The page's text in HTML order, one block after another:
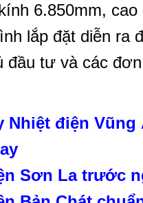
6.850mm,
lắp đặt diễn ra
đầu tư và các
Nhiệt điện
Sơn La trước